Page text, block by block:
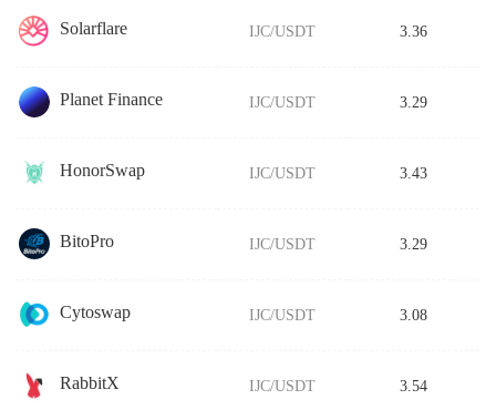
Solarflare IJC/USDT 3.36
Planet Finance IJC/USDT 3.29
HonorSwap IJC/USDT 3.43
BitoPro IJC/USDT 3.29
Cytoswap IJC/USDT 3.08
RabbitX IJC/USDT 3.54